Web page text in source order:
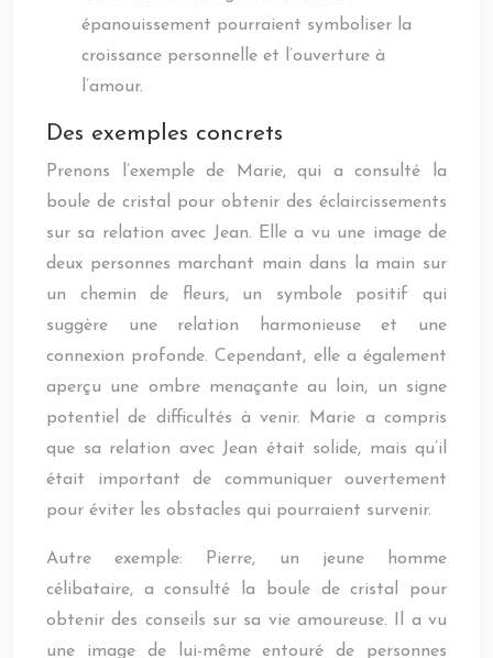
épanouissement pourraient symboliser la
croissance personnelle et l’ouverture à
l’amour.
Des exemples concrets
Prenons l’exemple de Marie, qui a consulté la
boule de cristal pour obtenir des éclaircissements
sur sa relation avec Jean. Elle a vu une image de
deux personnes marchant main dans la main sur
un chemin de fleurs, un symbole positif qui
suggère une relation harmonieuse et une
connexion profonde. Cependant, elle a également
aperçu une ombre menaçante au loin, un signe
potentiel de difficultés à venir. Marie a compris
que sa relation avec Jean était solide, mais qu’il
était important de communiquer ouvertement
pour éviter les obstacles qui pourraient survenir.
Autre exemple: Pierre, un jeune homme
célibataire, a consulté la boule de cristal pour
obtenir des conseils sur sa vie amoureuse. Il a vu
une image de lui-même entouré de personnes